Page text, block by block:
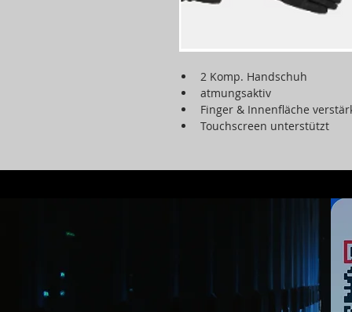
2 Komp. Handschuh
atmungsaktiv
Finger & Innenfläche
Touchscreen unterstützt